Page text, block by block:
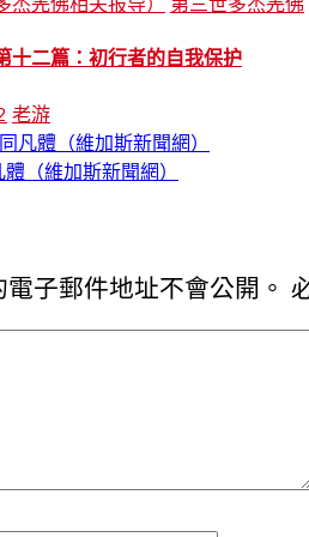
十二篇：初行者的自我保护
老游
凡體（維加斯新聞網）
（維加斯新聞網）
子郵件地址不會公開。